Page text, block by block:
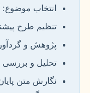
انتخاب
تنظیم طرح
پژوهش و
تحلیل و
نگارش متن